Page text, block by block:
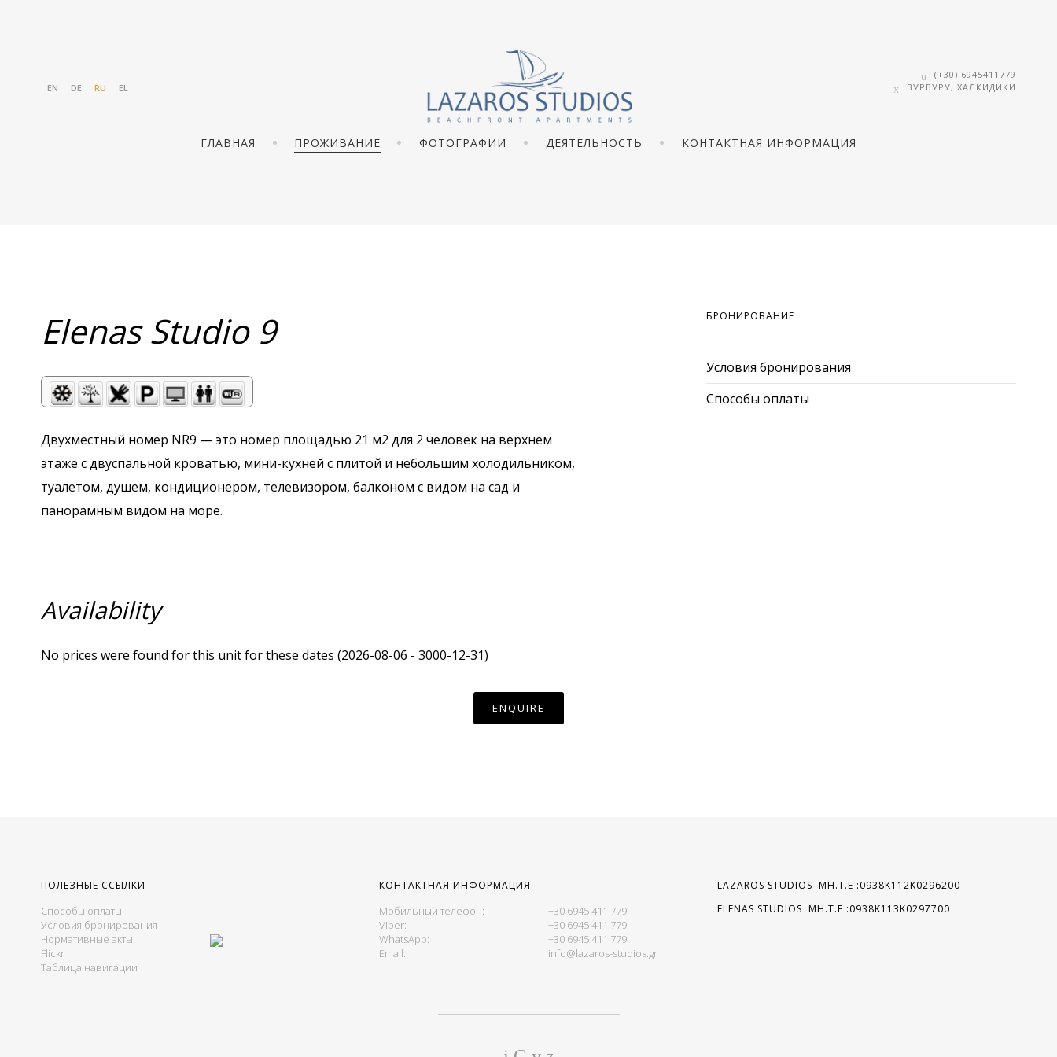
EN DE RU EL
(+30) 6945411779
ВУРВУРУ, ХАЛКИДИКИ
ГЛАВНАЯ ПРОЖИВАНИЕ ФОТОГРАФИИ ДЕЯТЕЛЬНОСТЬ КОНТАКТНАЯ ИНФОРМАЦИЯ
Elenas Studio 9
Двухместный номер NR9 — это номер площадью 21 м2 для 2 человек на верхнем
этаже с двуспальной кроватью, мини-кухней с плитой и небольшим холодильником,
туалетом, душем, кондиционером, телевизором, балконом с видом на сад и
панорамным видом на море.
Availability
No prices were found for this unit for these dates (2026-08-06 - 3000-12-31)
БРОНИРОВАНИЕ
Условия бронирования
Способы оплаты
ПОЛЕЗНЫЕ ССЫЛКИ
Способы оплаты
Условия бронирования
Нормативные акты
Flickr
Таблица навигации
КОНТАКТНАЯ ИНФОРМАЦИЯ
Мобильный телефон:
Viber:
WhatsApp:
Email:
+30 6945 411 779
+30 6945 411 779
+30 6945 411 779
info@lazaros-studios.gr
LAZAROS STUDIOS MH.T.E :0938K112K0296200
ELENAS STUDIOS MH.T.E :0938K113K0297700